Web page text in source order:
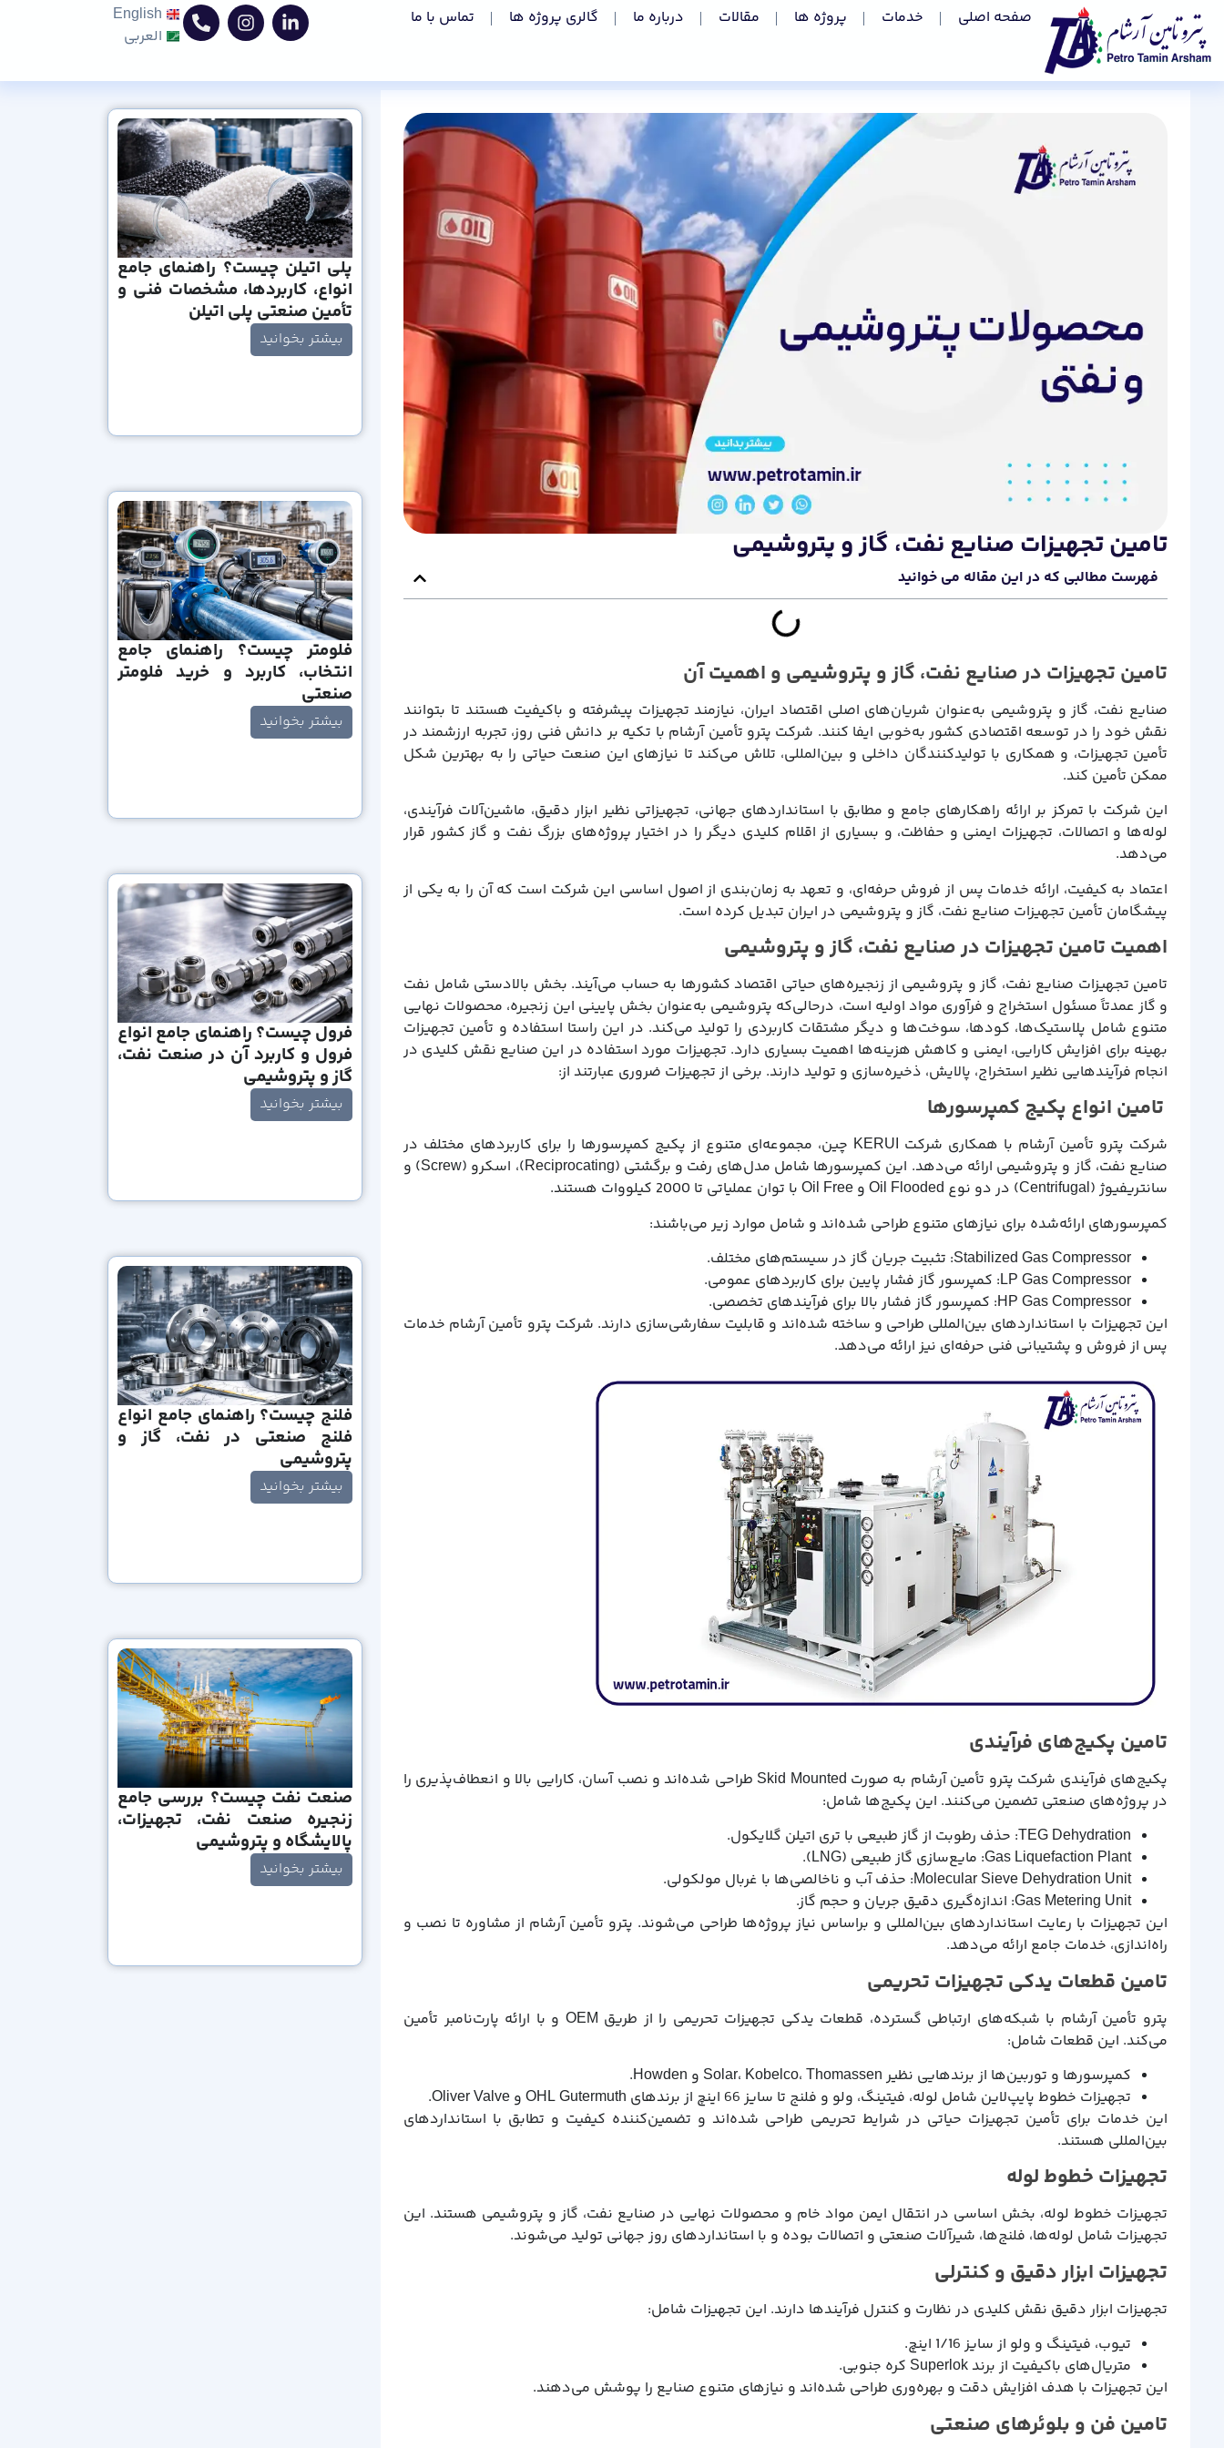
صفحه اصلی خدمات پروژه ها مقالات درباره ما گالری پروژه ها تماس با ما
English
العربی
تامین تجهیزات صنایع نفت، گاز و پتروشیمی
فهرست مطالبی که در این مقاله می خوانید
تامین تجهیزات در صنایع نفت، گاز و پتروشیمی و اهمیت آن
صنایع نفت، گاز و پتروشیمی به‌عنوان شریان‌های اصلی اقتصاد ایران، نیازمند تجهیزات پیشرفته و باکیفیت هستند تا بتوانند
نقش خود را در توسعه اقتصادی کشور به‌خوبی ایفا کنند. شرکت پترو تأمین آرشام با تکیه بر دانش فنی روز، تجربه ارزشمند در
تأمین تجهیزات، و همکاری با تولیدکنندگان داخلی و بین‌المللی، تلاش می‌کند تا نیازهای این صنعت حیاتی را به بهترین شکل
ممکن تأمین کند.
این شرکت با تمرکز بر ارائه راهکارهای جامع و مطابق با استانداردهای جهانی، تجهیزاتی نظیر ابزار دقیق، ماشین‌آلات فرآیندی،
لوله‌ها و اتصالات، تجهیزات ایمنی و حفاظت، و بسیاری از اقلام کلیدی دیگر را در اختیار پروژه‌های بزرگ نفت و گاز کشور قرار
می‌دهد.
اعتماد به کیفیت، ارائه خدمات پس از فروش حرفه‌ای، و تعهد به زمان‌بندی از اصول اساسی این شرکت است که آن را به یکی از
پیشگامان تأمین تجهیزات صنایع نفت، گاز و پتروشیمی در ایران تبدیل کرده است.
اهمیت تامین تجهیزات در صنایع نفت، گاز و پتروشیمی
تامین تجهیزات صنایع نفت، گاز و پتروشیمی از زنجیره‌های حیاتی اقتصاد کشورها به حساب می‌آیند. بخش بالادستی شامل نفت
و گاز عمدتاً مسئول استخراج و فرآوری مواد اولیه است، درحالی‌که پتروشیمی به‌عنوان بخش پایینی این زنجیره، محصولات نهایی
متنوع شامل پلاستیک‌ها، کودها، سوخت‌ها و دیگر مشتقات کاربردی را تولید می‌کند. در این راستا استفاده و تأمین تجهیزات
بهینه برای افزایش کارایی، ایمنی و کاهش هزینه‌ها اهمیت بسیاری دارد. تجهیزات مورد استفاده در این صنایع نقش کلیدی در
انجام فرآیندهایی نظیر استخراج، پالایش، ذخیره‌سازی و تولید دارند. برخی از تجهیزات ضروری عبارتند از:
تامین انواع پکیج کمپرسورها
شرکت پترو تأمین آرشام با همکاری شرکت KERUI چین، مجموعه‌ای متنوع از پکیج کمپرسورها را برای کاربردهای مختلف در
صنایع نفت، گاز و پتروشیمی ارائه می‌دهد. این کمپرسورها شامل مدل‌های رفت و برگشتی (Reciprocating)، اسکرو (Screw) و
سانتریفیوژ (Centrifugal) در دو نوع Oil Flooded و Oil Free با توان عملیاتی تا 2000 کیلووات هستند.
کمپرسورهای ارائه‌شده برای نیازهای متنوع طراحی شده‌اند و شامل موارد زیر می‌باشند:
Stabilized Gas Compressor: تثبیت جریان گاز در سیستم‌های مختلف.
LP Gas Compressor: کمپرسور گاز فشار پایین برای کاربردهای عمومی.
HP Gas Compressor: کمپرسور گاز فشار بالا برای فرآیندهای تخصصی.
این تجهیزات با استانداردهای بین‌المللی طراحی و ساخته شده‌اند و قابلیت سفارشی‌سازی دارند. شرکت پترو تأمین آرشام خدمات
پس از فروش و پشتیبانی فنی حرفه‌ای نیز ارائه می‌دهد.
تامین پکیج‌های فرآیندی
پکیج‌های فرآیندی شرکت پترو تأمین آرشام به صورت Skid Mounted طراحی شده‌اند و نصب آسان، کارایی بالا و انعطاف‌پذیری را
در پروژه‌های صنعتی تضمین می‌کنند. این پکیج‌ها شامل:
TEG Dehydration: حذف رطوبت از گاز طبیعی با تری اتیلن گلایکول.
Gas Liquefaction Plant: مایع‌سازی گاز طبیعی (LNG).
Molecular Sieve Dehydration Unit: حذف آب و ناخالصی‌ها با غربال مولکولی.
Gas Metering Unit: اندازه‌گیری دقیق جریان و حجم گاز.
این تجهیزات با رعایت استانداردهای بین‌المللی و براساس نیاز پروژه‌ها طراحی می‌شوند. پترو تأمین آرشام از مشاوره تا نصب و
راه‌اندازی، خدمات جامع ارائه می‌دهد.
تامین قطعات یدکی تجهیزات تحریمی
پترو تأمین آرشام با شبکه‌های ارتباطی گسترده، قطعات یدکی تجهیزات تحریمی را از طریق OEM و با ارائه پارت‌نامبر تأمین
می‌کند. این قطعات شامل:
کمپرسورها و توربین‌ها از برندهایی نظیر Solar، Kobelco، Thomassen و Howden.
تجهیزات خطوط پایپ‌لاین شامل لوله، فیتینگ، ولو و فلنج تا سایز 66 اینچ از برندهای OHL Gutermuth و Oliver Valve.
این خدمات برای تأمین تجهیزات حیاتی در شرایط تحریمی طراحی شده‌اند و تضمین‌کننده کیفیت و تطابق با استانداردهای
بین‌المللی هستند.
تجهیزات خطوط لوله
تجهیزات خطوط لوله، بخش اساسی در انتقال ایمن مواد خام و محصولات نهایی در صنایع نفت، گاز و پتروشیمی هستند. این
تجهیزات شامل لوله‌ها، فلنج‌ها، شیرآلات صنعتی و اتصالات بوده و با استانداردهای روز جهانی تولید می‌شوند.
تجهیزات ابزار دقیق و کنترلی
تجهیزات ابزار دقیق نقش کلیدی در نظارت و کنترل فرآیندها دارند. این تجهیزات شامل:
تیوب، فیتینگ و ولو از سایز 1/16 اینچ.
متریال‌های باکیفیت از برند Superlok کره جنوبی.
این تجهیزات با هدف افزایش دقت و بهره‌وری طراحی شده‌اند و نیازهای متنوع صنایع را پوشش می‌دهند.
تامین فن و بلوئرهای صنعتی
پلی اتیلن چیست؟ راهنمای جامع
انواع، کاربردها، مشخصات فنی و
تأمین صنعتی پلی اتیلن
بیشتر بخوانید
فلومتر چیست؟ راهنمای جامع
انتخاب، کاربرد و خرید فلومتر
صنعتی
بیشتر بخوانید
فرول چیست؟ راهنمای جامع انواع
فرول و کاربرد آن در صنعت نفت،
گاز و پتروشیمی
بیشتر بخوانید
فلنج چیست؟ راهنمای جامع انواع
فلنج صنعتی در نفت، گاز و
پتروشیمی
بیشتر بخوانید
صنعت نفت چیست؟ بررسی جامع
زنجیره صنعت نفت، تجهیزات،
پالایشگاه و پتروشیمی
بیشتر بخوانید